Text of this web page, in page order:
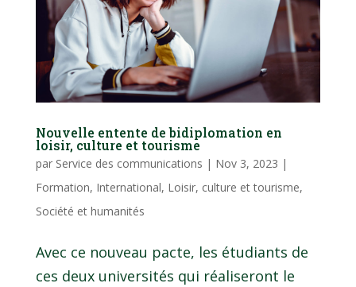
Nouvelle entente de bidiplomation en
loisir, culture et tourisme
par Service des communications | Nov 3, 2023 |
Formation, International, Loisir, culture et tourisme,
Société et humanités
Avec ce nouveau pacte, les étudiants de
ces deux universités qui réaliseront le